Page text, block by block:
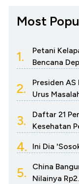
Most
1.
Petani
Bencana
2.
Presiden AS
Urus
3.
Daftar 21
Kesehatan
4. Ini Dia
5.
China
Nilainya